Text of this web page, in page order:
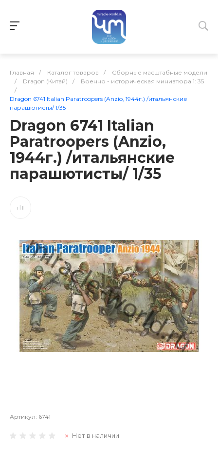
Главная / Каталог товаров /
Сборные масштабные модели
/
Dragon (Китай) /
Военно - историческая миниатюра 1: 35
/
Dragon 6741 Italian Paratroopers (Anzio, 1944г.) /итальянские
парашютисты/ 1/35
Dragon 6741 Italian
Paratroopers (Anzio,
1944г.) /итальянские
парашютисты/ 1/35
Артикул: 6741
Нет в наличии